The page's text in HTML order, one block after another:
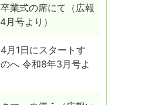
業式の席にて（広報
号より）
月1日にスタートす
へ 令和8年3月号よ